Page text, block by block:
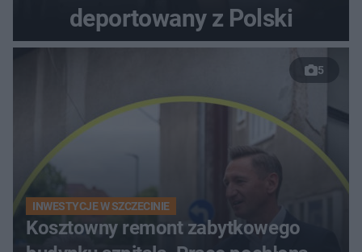
deportowany z Polski
5
INWESTYCJE W SZCZECINIE
Kosztowny remont zabytkowego